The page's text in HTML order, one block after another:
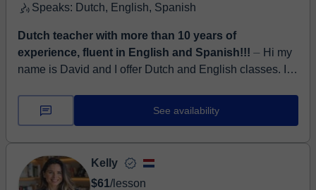
Speaks: Dutch, English, Spanish
Dutch teacher with more than 10 years of
experience, fluent in English and Spanish!!! ⏤ Hi my
name is David and I offer Dutch and English classes. I'm
raised in the Netherlands. I'm flue...
See availability
Kelly
$61/lesson